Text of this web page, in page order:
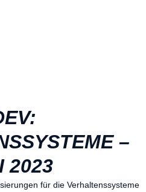
–
2023
für die Verhaltenssysteme